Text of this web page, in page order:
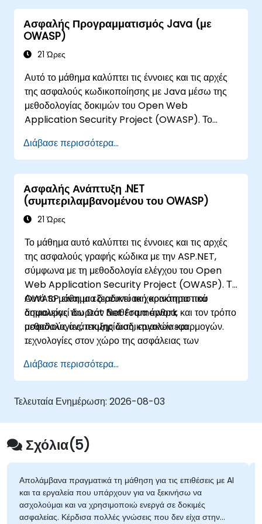
περιβάλλουν τις εφαρμογές
Να βοηθήσει τους επικεφαλής ομάδων να
θέσουν τις γραμμές βάσης ασφαλείας για τους
προγραμματιστές
Να βοηθήσει τους διαχειριστές ιστού να
ρυθμίσουν τους διακομιστές για την αποφυγή
λανθασμένων ρυθμίσεων
Ασφαλής Προγραμματισμός Java (με
OWASP)
21 Ώρες
Αυτό το μάθημα καλύπτει τις έννοιες και τις αρχές
της ασφαλούς κωδικοποίησης με Java μέσω της
μεθοδολογίας δοκιμών του Open Web
Application Security Project (OWASP). Το
μια διαδικτυακή κοινότητα που δημιουργεί
ελεύθερα διαθέσιμα άρθρα, μεθοδολογίες,
τεκμηρίωση, εργαλεία και τεχνολογίες στον τομέα
της ασφάλειας διαδικτυακών εφαρμογών.
Διάβασε περισσότερα...
Ασφαλής Ανάπτυξη .NET
(συμπεριλαμβανομένου του OWASP)
21 Ώρες
Το μάθημα αυτό καλύπτει τις έννοιες και τις αρχές
της ασφαλούς γραφής κώδικα με την ASP.NET,
σύμφωνα με τη μεθοδολογία ελέγχου του Open
Web Application Security Project (OWASP). Το
OWASP είναι μια διαδικτυακή κοινότητα που
δημιουργεί δωρεάν διαθέσιμα άρθρα,
μεθοδολογίες, τεκμηρίωση, εργαλεία και
τεχνολογίες στον χώρο της ασφάλειας των
Αυτό το μάθημα εξερευνεί τα χαρακτηριστικά
ασφαλείας του Dot Net Framework και τον τρόπο
ασφαλούς ανάπτυξης διαδικτυακών εφαρμογών.
Διάβασε περισσότερα...
Τελευταία Ενημέρωση: 2026-08-03
Σχόλια(5)
Απολάμβανα πραγματικά τη μάθηση για τις επιθέσεις με AI
και τα εργαλεία που υπάρχουν για να ξεκινήσω να
ασχολούμαι και να χρησιμοποιώ ενεργά σε δοκιμές
ασφαλείας. Κέρδισα πολλές γνώσεις που δεν είχα στην